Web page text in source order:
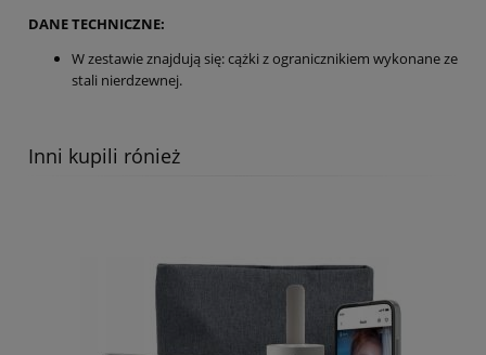
DANE TECHNICZNE:
W zestawie znajdują się: cążki z ogranicznikiem wykonane ze
stali nierdzewnej.
Inni kupili rónież